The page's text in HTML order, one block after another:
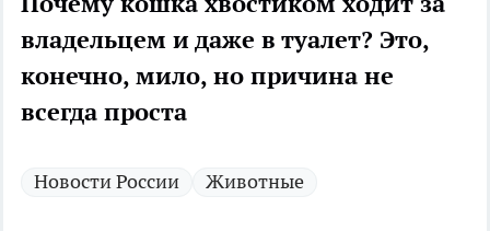
владельцем и даже в туалет? Это,
конечно, мило, но причина не
всегда проста
Новости России Животные